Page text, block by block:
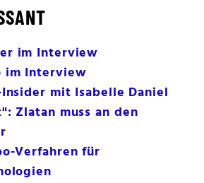
im Interview
im Interview
mit Isabelle Daniel
Zlatan muss an den
Verfahren für